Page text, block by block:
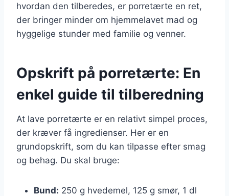
hvordan den tilberedes, er porretærte en ret,
der bringer minder om hjemmelavet mad og
hyggelige stunder med familie og venner.
Opskrift på porretærte: En
enkel guide til tilberedning
At lave porretærte er en relativt simpel proces,
der kræver få ingredienser. Her er en
grundopskrift, som du kan tilpasse efter smag
og behag. Du skal bruge:
Bund: 250 g hvedemel, 125 g smør, 1 dl